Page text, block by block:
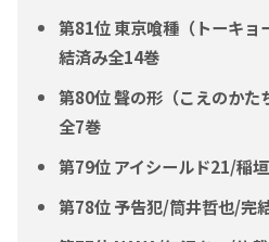
第81位 東京喰種（トーキ
結済み全14巻
第80位 聲の形（こえのか
全7巻
第79位 アイシールド21/稲
第78位 予告犯/筒井哲也/完